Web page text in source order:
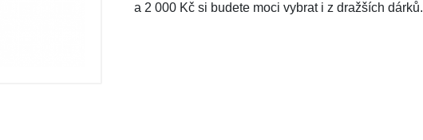
a 2 000 Kč si budete moci vybrat i z dražších dárků.